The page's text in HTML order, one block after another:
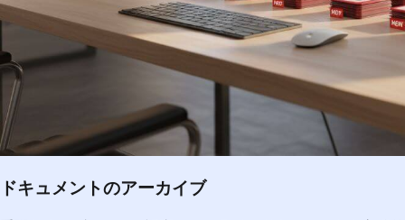
ドキュメントのアーカイブ